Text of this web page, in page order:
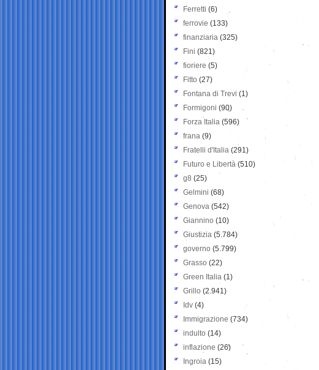
Ferretti (6)
ferrovie (133)
finanziaria (325)
Fini (821)
fioriere (5)
Fitto (27)
Fontana di Trevi (1)
Formigoni (90)
Forza Italia (596)
frana (9)
Fratelli d'Italia (291)
Futuro e Libertà (510)
g8 (25)
Gelmini (68)
Genova (542)
Giannino (10)
Giustizia (5.784)
governo (5.799)
Grasso (22)
Green Italia (1)
Grillo (2.941)
Idv (4)
Immigrazione (734)
indulto (14)
inflazione (26)
Ingroia (15)